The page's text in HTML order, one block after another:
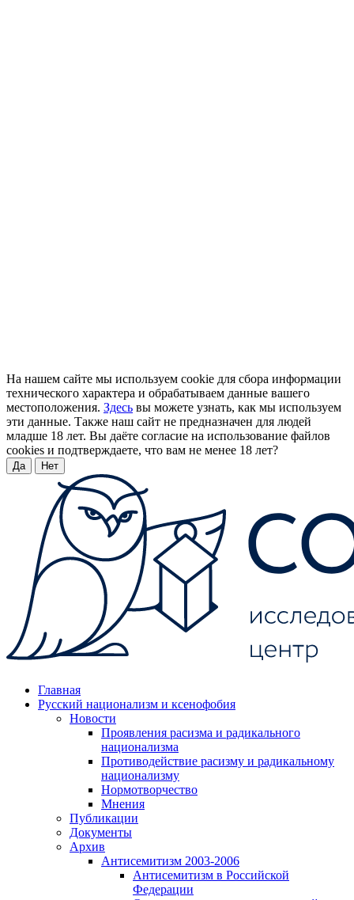
На нашем сайте мы используем cookie для сбора информации
технического характера и обрабатываем данные вашего
местоположения. Здесь вы можете узнать, как мы используем
эти данные. Также наш сайт не предназначен для людей
младше 18 лет. Вы даёте согласие на использование файлов
cookies и подтверждаете, что вам не менее 18 лет?
Да Нет
Главная
Русский национализм и ксенофобия
Новости
Проявления расизма и радикального
национализма
Противодействие расизму и радикальному
национализму
Нормотворчество
Мнения
Публикации
Документы
Архив
Антисемитизм 2003-2006
Антисемитизм в Российской
Федерации